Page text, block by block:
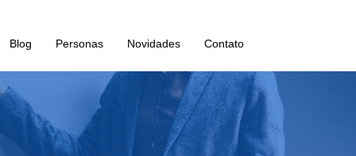
Blog Personas Novidades Contato